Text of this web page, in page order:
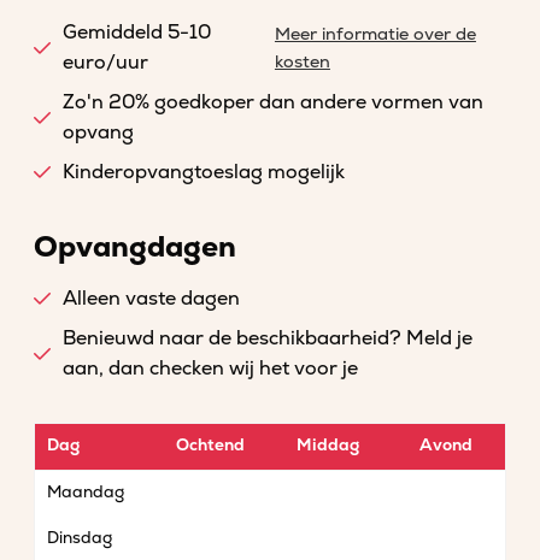
Gemiddeld 5-10
euro/uur
Meer informatie over de
kosten
Zo'n 20% goedkoper dan andere vormen van
opvang
Kinderopvangtoeslag mogelijk
Opvangdagen
Alleen vaste dagen
Benieuwd naar de beschikbaarheid? Meld je
aan, dan checken wij het voor je
Dag Ochtend Middag Avond
Maandag
Dinsdag